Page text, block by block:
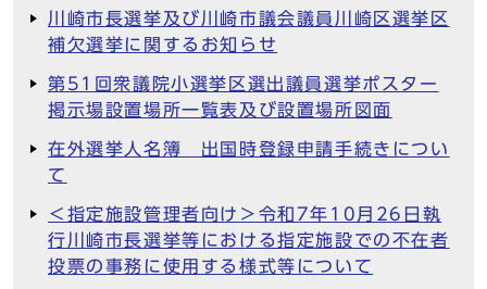
川崎市長選挙及び川崎市議会議員川崎区選挙区
補欠選挙に関するお知らせ
第51回衆議院小選挙区選出議員選挙ポスター
掲示場設置場所一覧表及び設置場所図面
在外選挙人名簿 出国時登録申請手続きについ
て
＜指定施設管理者向け＞令和7年10月26日執
行川崎市長選挙等における指定施設での不在者
投票の事務に使用する様式等について